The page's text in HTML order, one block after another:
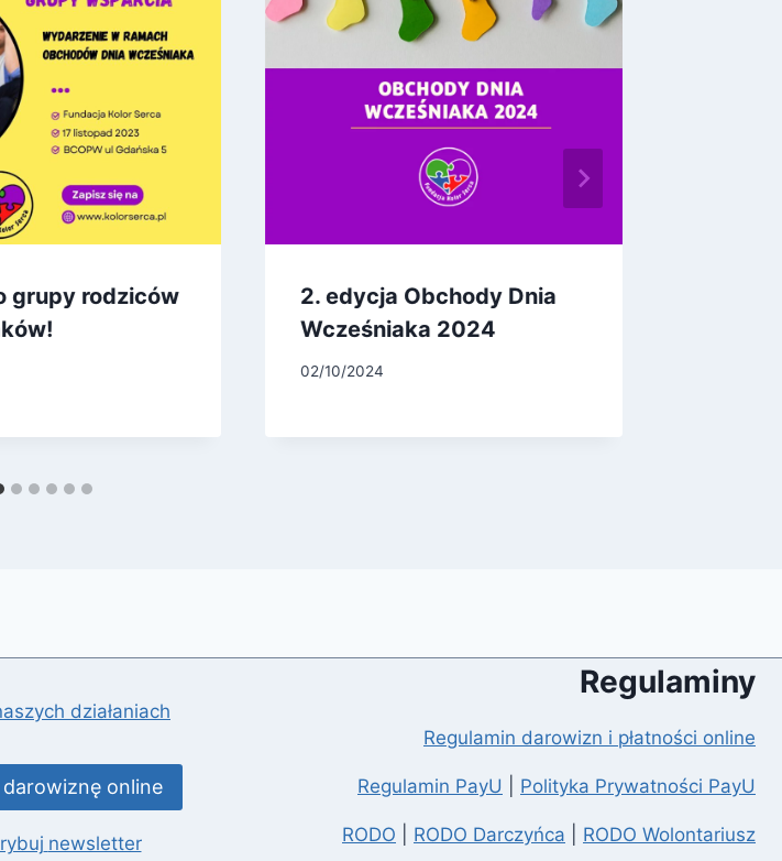
grupy rodziców
2. edycja Obchody Dnia
Wcześniaka 2024
02/10/2024
działaniach
darowiznę online
newsletter
Regulaminy
Regulamin darowizn i płatności online
Regulamin PayU Polityka Prywatności PayU
RODO RODO Darczyńca RODO Wolontariusz